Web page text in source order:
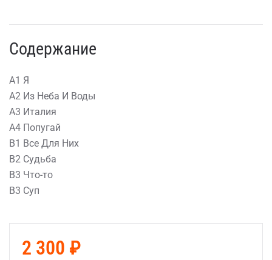
Содержание
A1 Я
A2 Из Неба И Воды
A3 Италия
A4 Попугай
B1 Все Для Них
B2 Судьба
B3 Что-то
B3 Суп
2 300 ₽